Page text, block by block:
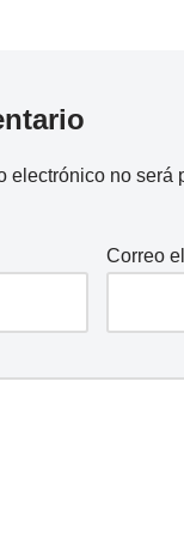
electrónico no será
Correo